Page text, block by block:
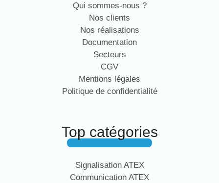
Qui sommes-nous ?
Nos clients
Nos réalisations
Documentation
Secteurs
CGV
Mentions légales
Politique de confidentialité
Top catégories
Signalisation ATEX
Communication ATEX